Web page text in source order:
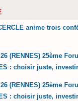
anime trois
(RENNES) 25ème
: choisir juste,
(RENNES) 25ème
: choisir juste,